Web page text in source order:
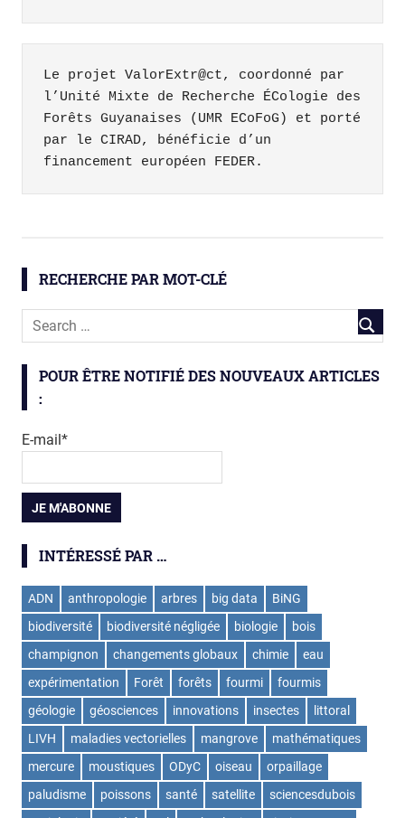
Le projet ValorExtr@ct, coordonné par
l’Unité Mixte de Recherche ÉCologie des
Forêts Guyanaises (UMR ECoFoG) et porté
par le CIRAD, bénéficie d’un
financement européen FEDER.
innovations
ValorExtract
RECHERCHE PAR MOT-CLÉ
POUR ÊTRE NOTIFIÉ DES NOUVEAUX ARTICLES
:
E-mail*
INTÉRESSÉ PAR …
ADN anthropologie arbres big data
BiNG
biodiversité
biodiversité négligée biologie
bois
champignon
changements globaux chimie
eau
expérimentation
Forêt forêts fourmi
fourmis
géologie
géosciences innovations insectes
littoral
LIVH
maladies vectorielles mangrove
mathématiques
mercure
moustiques ODyC oiseau
orpaillage
paludisme
poissons santé satellite
sciencesdubois